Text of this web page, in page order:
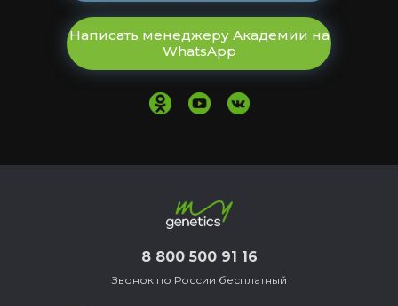
Написать менеджеру Академии на
WhatsApp
Звонок по России бесплатный
8 800 500 91 16